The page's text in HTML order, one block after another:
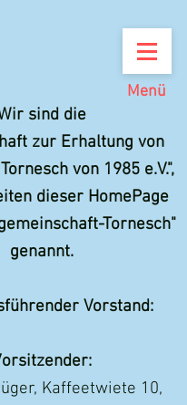
Menü
sind die
zur Erhaltung von
von 1985 e.V.",
dieser HomePage
Tornesch"
genannt.
Vorstand:
Kaffeetwiete 10,